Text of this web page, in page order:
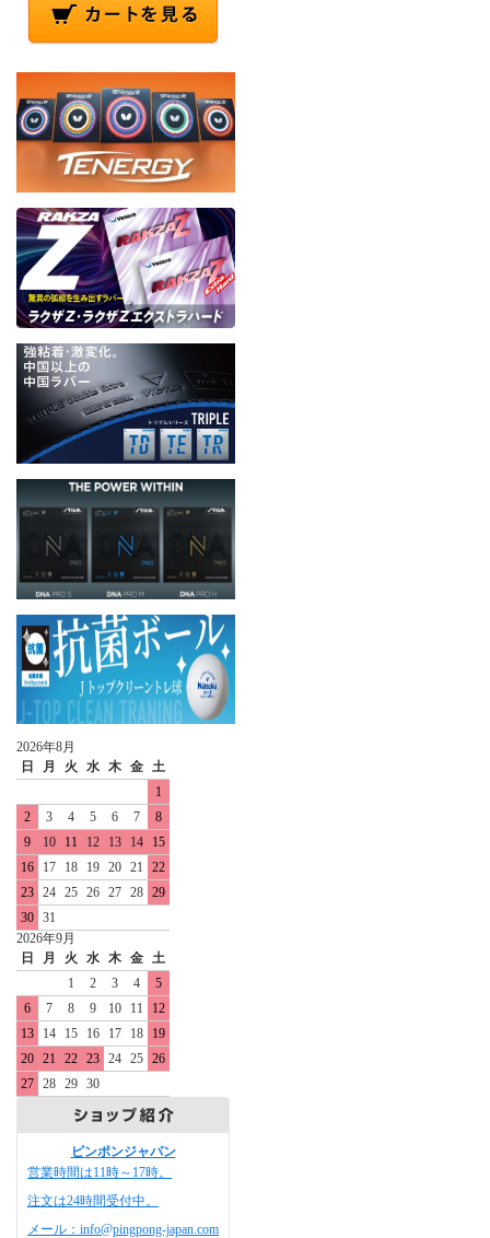
2026年8月
日
月 火 水 木 金 土
1
2
3 4 5 6 7
8
9
10 11 12 13 14
15
16
17 18 19 20 21
22
23 24 25 26 27 28 29
30 31
2026年9月
日
月 火 水 木 金 土
1
2 3 4
5
6
7 8 9 10 11
12
13
14 15 16 17 18
19
20 21 22 23 24 25 26
27 28 29 30
ピンポンジャパン
営業時間は11時～17時。
注文は24時間受付中。
メール：info@pingpong-japan.com